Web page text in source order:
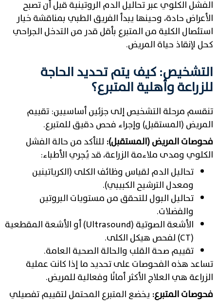
الفشل الكلوي عبر تحاليل الدم الروتينية قبل أن تصبح
الأعراض حادة، وحينها يبدأ الفريق الطبي بمناقشة خيار
استئصال الكلية من المتبرع بأقل قدر من التدخل الجراحي
كحل لإنقاذ حياة المريض.
التشخيص: كيف يتم تحديد الحاجة
للزراعة وأهلية المتبرع؟
تنقسم مرحلة التشخيص إلى جزئين أساسيين: تقييم
المريض (المستقبل) وإجراء فحص دقيق للمتبرع.
فحوصات المريض (المستقبل): للتأكد من حالة الفشل
الكلوي ومدى ملاءمة الزراعة، قد يُجري الأطباء:
تحاليل الدم لقياس وظائف الكلى (الكرياتينين
ومعدل الترشيح الكبيبي).
تحاليل البول للتحقق من مستويات البروتين
والفضلات.
الأشعة الصوتية (Ultrasound) أو الأشعة المقطعية
(CT) لفحص هيكل الكلى.
تقييم صحة القلب والحالة الصحية العامة.
تساعد هذه الفحوصات على تحديد ما إذا كانت عملية
الزراعة هي العلاج الأكثر أمانًا وفعالية للمريض.
فحوصات المتبرع: يخضع المتبرع المحتمل لتقييم تفصيلي